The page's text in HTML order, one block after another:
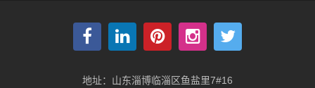
地址：山东淄博临淄区鱼盐里7#16